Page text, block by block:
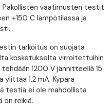
Pakollisten vaatimusten testit
+150 C lämpötilassa ja
tarkoitus on suojata
kosketukselta virroitettuihin
1200 V jännitteellä 15
1,2 mA. Kypärä
testiä ei ole mahdollista
on reikiä.